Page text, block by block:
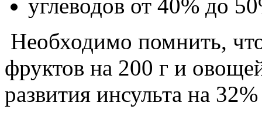
углеводов от 40% до
Необходимо помнить,
фруктов на 200 г и
развития инсульта на